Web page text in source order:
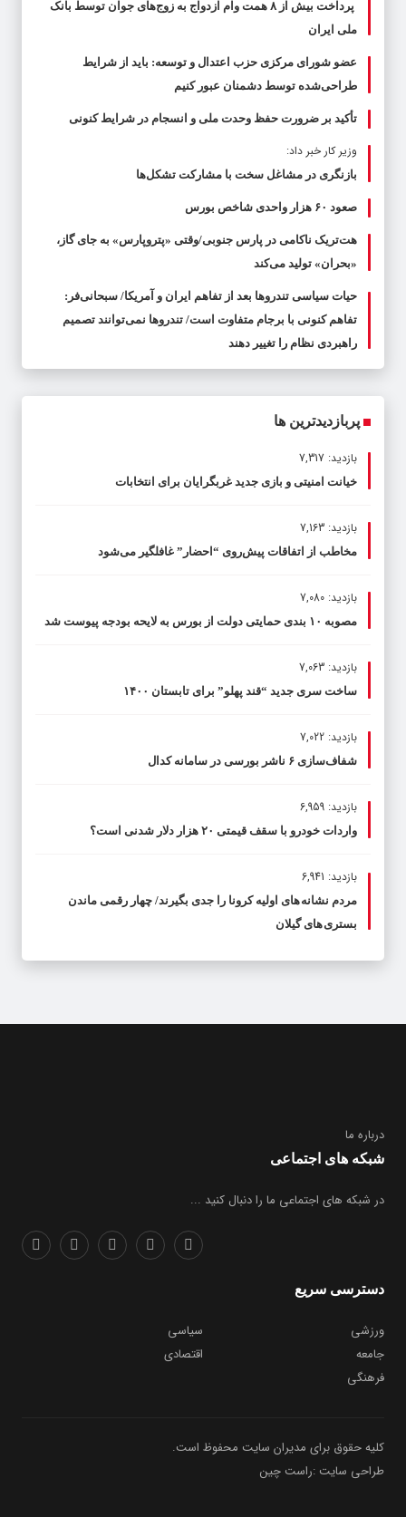
پرداخت بیش از ۸ همت وام ازدواج به زوج‌های جوان توسط بانک
ملی ایران
عضو شورای مرکزی حزب اعتدال و توسعه: باید از شرایط
طراحی‌شده توسط دشمنان عبور کنیم
تأکید بر ضرورت حفظ وحدت ملی و انسجام در شرایط کنونی
وزیر کار خبر داد:
بازنگری در مشاغل سخت با مشارکت تشکل‌ها
صعود ۶۰ هزار واحدی شاخص بورس
هت‌تریک ناکامی در پارس جنوبی/وقتی «پتروپارس» به جای گاز،
«بحران» تولید می‌کند
حیات سیاسی تندروها بعد از تفاهم ایران و آمریکا/ سبحانی‌فر:
تفاهم کنونی با برجام متفاوت است/ تندروها نمی‌توانند تصمیم
راهبردی نظام را تغییر دهند
پربازدیدترین ها
بازدید: 7,317
خیانت امنیتی و بازی جدید غربگرایان برای انتخابات
بازدید: 7,163
مخاطب از اتفاقات پیش‌روی “احضار” غافلگیر می‌شود
بازدید: 7,080
مصوبه ۱۰ بندی حمایتی دولت از بورس به لایحه بودجه پیوست شد
بازدید: 7,063
ساخت سری جدید “قند پهلو” برای تابستان ۱۴۰۰
بازدید: 7,022
شفاف‌سازی ۶ ناشر بورسی در سامانه کدال
بازدید: 6,959
واردات خودرو با سقف قیمتی ۲۰ هزار دلار شدنی است؟
بازدید: 6,941
مردم نشانه های اولیه کرونا را جدی بگیرند/ چهار رقمی ماندن
بستری های گیلان
درباره ما
شبکه های اجتماعی
در شبکه های اجتماعی ما را دنبال کنید ...
دسترسی سریع
ورزشی
سیاسی
جامعه
اقتصادی
فرهنگی
کلیه حقوق برای مدیران سایت محفوظ است.
طراحی سایت :راست چین